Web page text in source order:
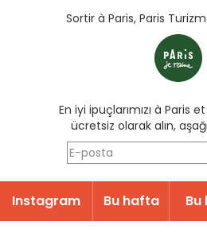
Sortir à Paris, Paris
En iyi ipuçlarımızı à Paris
ücretsiz olarak alın,
Instagram Bu hafta